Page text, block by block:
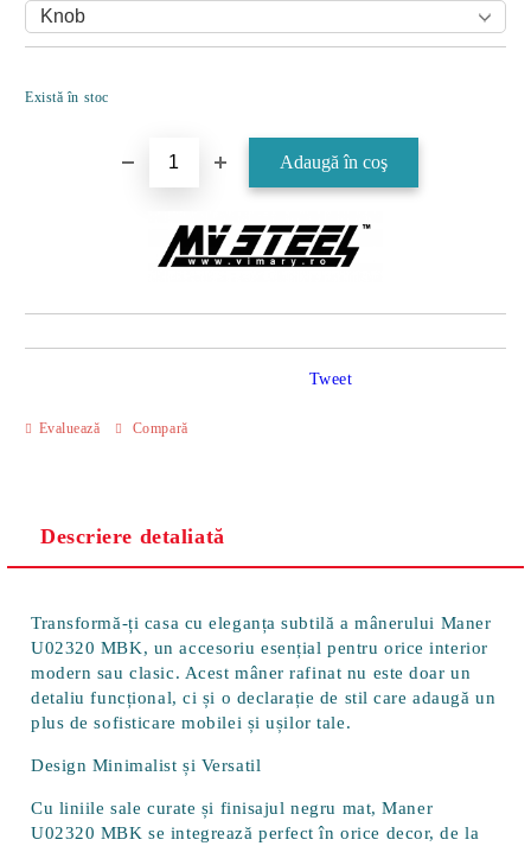
Există în stoc
Evaluează Compară
Tweet
Descriere detaliată
Transformă-ți casa cu eleganța subtilă a mânerului Maner
U02320 MBK, un accesoriu esențial pentru orice interior
modern sau clasic. Acest mâner rafinat nu este doar un
detaliu funcțional, ci și o declarație de stil care adaugă un
plus de sofisticare mobilei și ușilor tale.
Design Minimalist și Versatil
Cu liniile sale curate și finisajul negru mat, Maner
U02320 MBK se integrează perfect în orice decor, de la